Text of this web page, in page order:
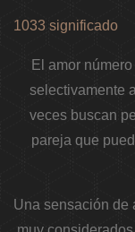
1033 significado
El amor
selectivamente
veces buscan
pareja que
Una sensación de